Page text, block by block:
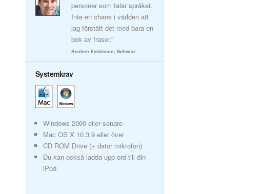
personer som talar språket.
Inte en chans i världen att
jag förstått det med bara en
bok av fraser.”
Reuben Feldmann, Schweiz
Systemkrav
Windows 2000 eller senare
Mac OS X 10.3.9 eller över
CD ROM Drive (+ dator mikrofon)
Du kan också ladda upp ord till din
iPod